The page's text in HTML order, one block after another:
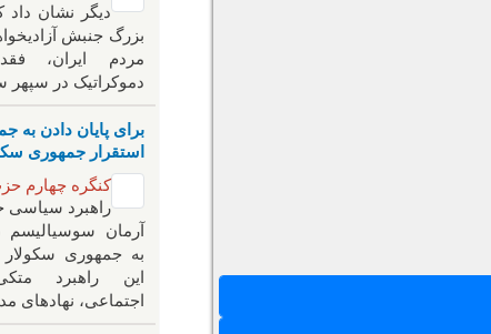
دیگر نشان
بزرگ جنبش
مردم ایران،
دموکراتیک در
برای پایان دادن به
استقرار جمهوری
کنگره چهارم
راهبرد سياسی
آرمان سوسیالیسم
به جمهوری
این راهبرد
اجتماعی، نهادهای